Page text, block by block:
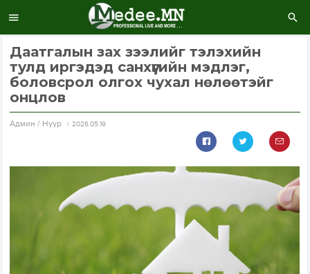
Даатгалын зах зээлийг тэлэхийн
тулд иргэдэд санхүүгийн мэдлэг,
боловсрол олгох чухал нөлөөтэйг
онцлов
Aдмин / Нүүр 2026.05.19